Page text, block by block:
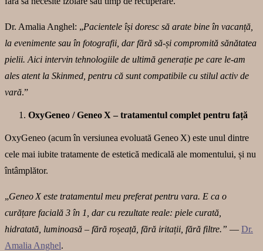
Dr. Amalia Anghel: „Pacientele își doresc să arate bine în vacanță,
la evenimente sau în fotografii, dar fără să-și compromită sănătatea
pielii. Aici intervin tehnologiile de ultimă generație pe care le-am
ales atent la Skinmed, pentru că sunt compatibile cu stilul activ de
vară.”
OxyGeneo / Geneo X – tratamentul complet pentru față
OxyGeneo (acum în versiunea evoluată Geneo X) este unul dintre
cele mai iubite tratamente de estetică medicală ale momentului, și nu
întâmplător.
„Geneo X este tratamentul meu preferat pentru vara. E ca o
curățare facială 3 în 1, dar cu rezultate reale: piele curată,
hidratată, luminoasă – fără roșeață, fără iritații, fără filtre.” — Dr.
Amalia Anghel.